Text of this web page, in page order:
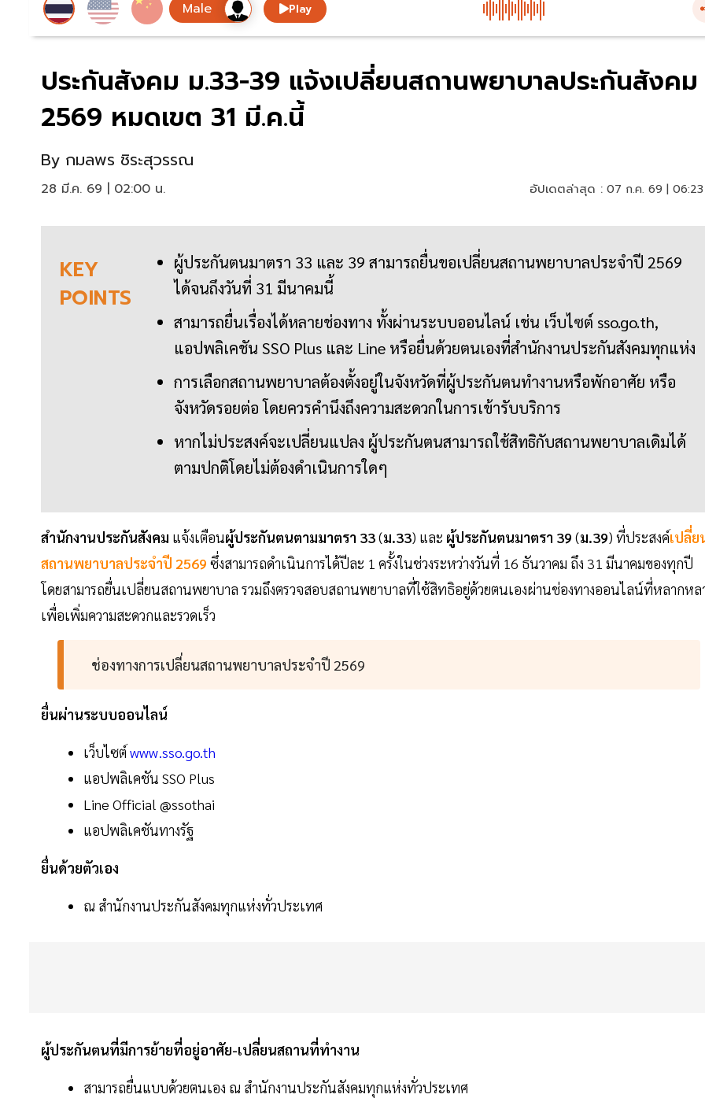
Play
ประกันสังคม ม.33-39 แจ้งเปลี่ยนสถานพยาบาลประกันสังคม
2569 หมดเขต 31 มี.ค.นี้
By กมลพร ชิระสุวรรณ
28 มี.ค. 69 | 02:00 น. อัปเดตล่าสุด : 07 ก.ค. 69 |
KEY
POINTS
ผู้ประกันตนมาตรา 33 และ 39 สามารถยื่นขอเปลี่ยนสถานพยาบาลประจำปี 2569
ได้จนถึงวันที่ 31 มีนาคมนี้
สามารถยื่นเรื่องได้หลายช่องทาง ทั้งผ่านระบบออนไลน์ เช่น เว็บไซต์ sso.go.th,
แอปพลิเคชัน SSO Plus และ Line หรือยื่นด้วยตนเองที่สำนักงานประกันสังคมทุกแห่ง
การเลือกสถานพยาบาลต้องตั้งอยู่ในจังหวัดที่ผู้ประกันตนทำงานหรือพักอาศัย หรือ
จังหวัดรอยต่อ โดยควรคำนึงถึงความสะดวกในการเข้ารับบริการ
หากไม่ประสงค์จะเปลี่ยนแปลง ผู้ประกันตนสามารถใช้สิทธิกับสถานพยาบาลเดิมได้
ตามปกติโดยไม่ต้องดำเนินการใดๆ
สำนักงานประกันสังคม แจ้งเตือนผู้ประกันตนตามมาตรา 33(ม.33) และ ผู้ประกันตนมาตรา 39 (ม.39) ที่ประสงค์เปลี่ย
สถานพยาบาลประจำปี 2569 ซึ่งสามารถดำเนินการได้ปีละ 1 ครั้งในช่วงระหว่างวันที่ 16 ธันวาคม ถึง 31 มีนาคมของทุกปี
โดยสามารถยื่นเปลี่ยนสถานพยาบาล รวมถึงตรวจสอบสถานพยาบาลที่ใช้สิทธิอยู่ด้วยตนเองผ่านช่องทางออนไลน์ที่หลากหล
เพื่อเพิ่มความสะดวกและรวดเร็ว
ช่องทางการเปลี่ยนสถานพยาบาลประจำปี 2569
ยื่นผ่านระบบออนไลน์
เว็บไซต์ www.sso.go.th
แอปพลิเคชัน SSO Plus
Line Official @ssothai
แอปพลิเคชันทางรัฐ
ยื่นด้วยตัวเอง
ณ สำนักงานประกันสังคมทุกแห่งทั่วประเทศ
ผู้ประกันตนที่มีการย้ายที่อยู่อาศัย-เปลี่ยนสถานที่ทำงาน
สามารถยื่นแบบด้วยตนเอง ณ สำนักงานประกันสังคมทุกแห่งทั่วประเทศ